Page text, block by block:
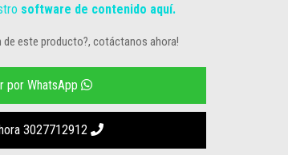
software de contenido aquí.
de este producto?, cotáctanos ahora!
por WhatsApp
3027712912